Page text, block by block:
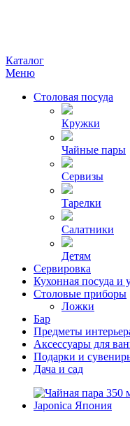
Каталог
Меню
Столовая посуда
Кружки
Чайные пары
Сервизы
Тарелки
Салатники
Детям
Сервировка
Кухонная посуда и
Столовые приборы
Ложки
Бар
Предметы
Аксессуары для
Подарки и
Дача и сад